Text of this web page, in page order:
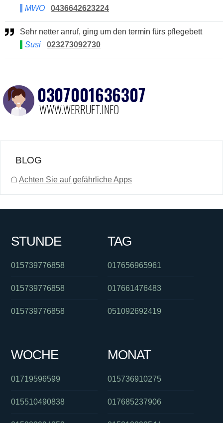
MWO
0436642623224
Sehr netter anruf, ging um den termin fürs pflegebett
Susi
023273092730
BLOG
☖ Achten Sie auf gefährliche Apps
STUNDE
015739776858
015739776858
015739776858
TAG
017656965961
017661476483
051092692419
WOCHE
01719596599
015510490838
MONAT
015736910275
017685237906